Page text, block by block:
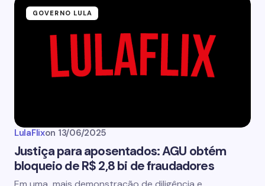
GOVERNO LULA
LulaFlixon 13/06/2025
Justiça para aposentados: AGU obtém
bloqueio de R$ 2,8 bi de fraudadores